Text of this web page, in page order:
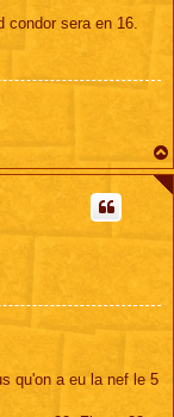
sera en 16.
qu'on a eu la nef le 5